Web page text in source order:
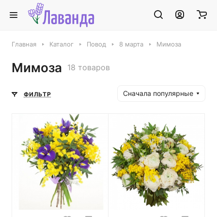
Главная Каталог Повод 8 марта Мимоза
Мимоза 18 товаров
ФИЛЬТР Сначала популярные